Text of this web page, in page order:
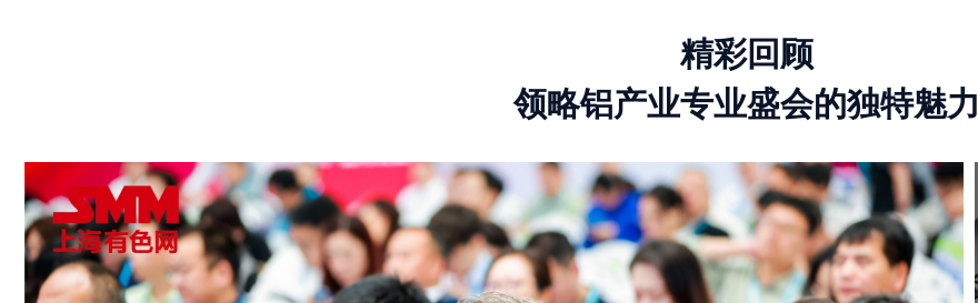
精彩回顾
领略铝产业专业盛会的独特魅力